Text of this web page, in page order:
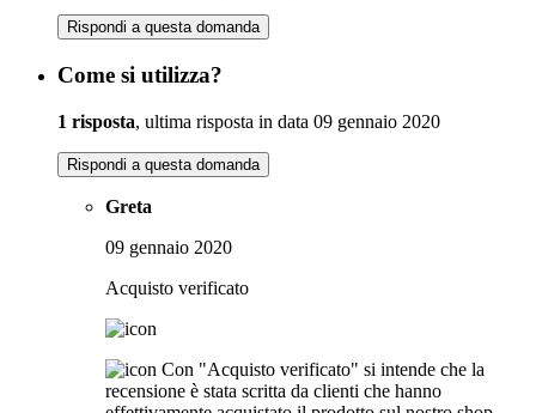
Rispondi a questa domanda
Come si utilizza?
1 risposta, ultima risposta in data 09 gennaio 2020
Rispondi a questa domanda
Greta
09 gennaio 2020
Acquisto verificato
Con "Acquisto verificato" si intende che la
recensione è stata scritta da clienti che hanno